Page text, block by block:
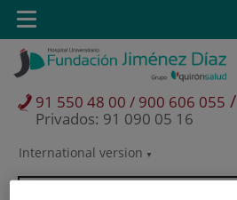
Saltar al contenido
Saltar
contenido
SelectorInternational version
91 550 48 00 / 900 606 055 /
Privados: 91 090 05 16
Toggle
navigation